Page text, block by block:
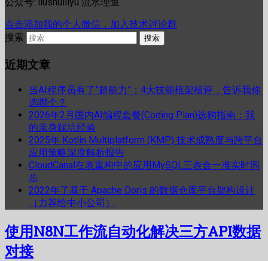
点击添加我的个人微信，加入技术讨论群
搜索
近期文章
当AI程序员有了”超能力”：4大技能框架横评，告诉我你
选哪个？
2026年2月国内AI编程套餐(Coding Plan)选购指南：我
的亲身踩坑经验
2025年 Kotlin Multiplatform (KMP) 技术成熟度与跨平台
应用策略深度解析报告
CloudCanal在表重构中的应用MySQL三表合一准实时同
步
2022年了基于 Apache Doris 的数据仓库平台架构设计
（力荐给中小公司）
使用N8N工作流自动化解决三方API数据
对接